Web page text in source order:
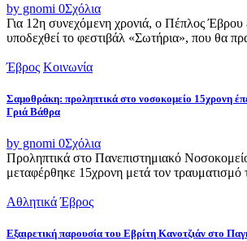
by gnomi 0Σχόλια
Για 12η συνεχόμενη χρονιά, ο Πέπλος Έβρου
υποδεχθεί το φεστιβάλ «Σωτήρια», που θα
Έβρος Κοινωνία
Σαμοθράκη: προληπτικά στο νοσοκομείο 15χρονη
Γριά Βάθρα
by gnomi 0Σχόλια
Προληπτικά στο Πανεπιστημιακό
μεταφέρθηκε 15χρονη μετά τον τραυματισμό
Αθλητικά Έβρος
Εξαιρετική παρουσία του Εβρίτη Κανοτζιάν στο